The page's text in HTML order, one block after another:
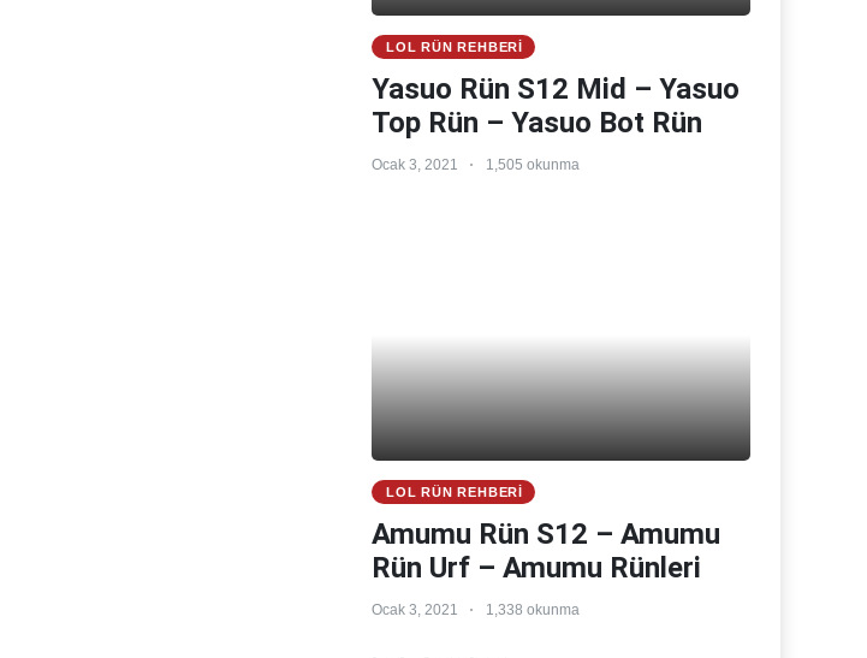
LOL RÜN REHBERI
Yasuo Rün S12 Mid – Yasuo
Top Rün – Yasuo Bot Rün
Ocak 3, 2021 1,505 okunma
LOL RÜN REHBERI
Amumu Rün S12 – Amumu
Rün Urf – Amumu Rünleri
Ocak 3, 2021 1,338 okunma